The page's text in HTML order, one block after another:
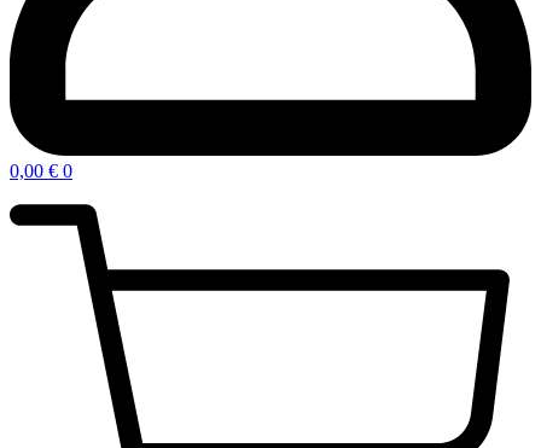
0,00 € 0